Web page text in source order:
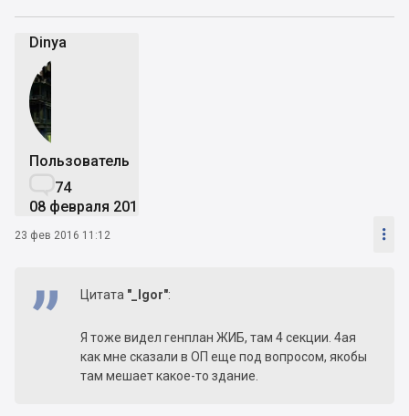
Dinya
Пользователь
74
08 февраля 2016
23 фев 2016 11:12 
Цитата "_Igor":
Я тоже видел генплан ЖИБ, там 4 секции. 4ая
как мне сказали в ОП еще под вопросом, якобы
там мешает какое-то здание.